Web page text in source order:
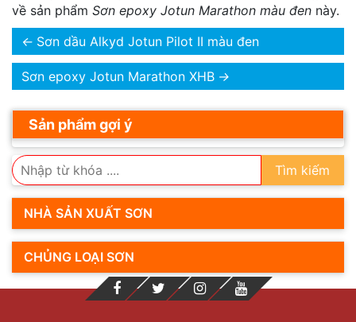
về sản phẩm Sơn epoxy Jotun Marathon màu đen này.
← Sơn dầu Alkyd Jotun Pilot II màu đen
Sơn epoxy Jotun Marathon XHB →
Sản phẩm gợi ý
Tìm kiếm
NHÀ SẢN XUẤT SƠN
CHỦNG LOẠI SƠN